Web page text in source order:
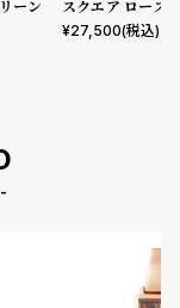
ーン
スクエア ローズ
バー
¥27,500(税込)